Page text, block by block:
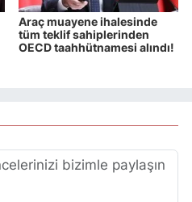
Araç muayene ihalesinde
tüm teklif sahiplerinden
OECD taahhütnamesi alındı!